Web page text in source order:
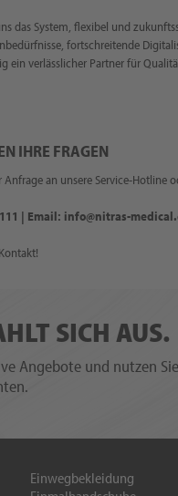
das System, flexibel und
fortschreitende
ein verlässlicher Partner für
IHRE FRAGEN
an unsere Service-Hotline
| Email: info@nitras-
SICH AUS.
Angebote und nutzen
Einwegbekleidung